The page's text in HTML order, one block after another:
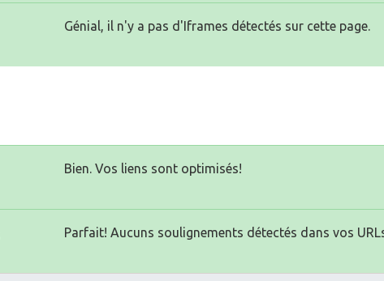
Génial, il n'y a pas d'Iframes détectés sur cette page.
Bien. Vos liens sont optimisés!
Parfait! Aucuns soulignements détectés dans vos